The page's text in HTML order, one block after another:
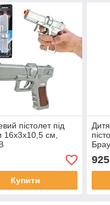
пістолет під
16х3х10,5 см,
Купити
925